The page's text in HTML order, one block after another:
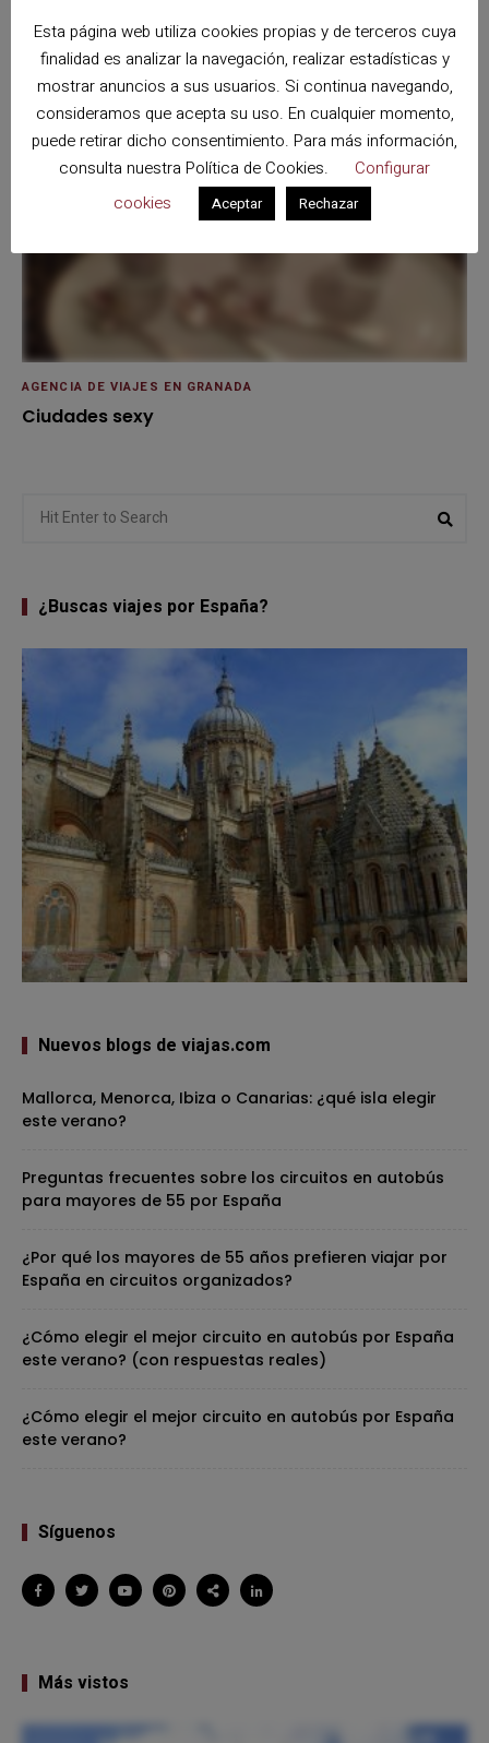
AGENCIA DE VIAJES EN GRANADA
Viajar y música
AGENCIA DE VIAJES EN GRANADA
Ciudades sexy
for:
¿Buscas viajes por España?
Nuevos blogs de viajas.com
Mallorca, Menorca, Ibiza o Canarias: ¿qué isla elegir
este verano?
Preguntas frecuentes sobre los circuitos en autobús
para mayores de 55 por España
¿Por qué los mayores de 55 años prefieren viajar por
España en circuitos organizados?
¿Cómo elegir el mejor circuito en autobús por España
este verano? (con respuestas reales)
¿Cómo elegir el mejor circuito en autobús por España
este verano?
Síguenos
Más vistos
Esta página web utiliza cookies propias y de terceros cuya
finalidad es analizar la navegación, realizar estadísticas y
mostrar anuncios a sus usuarios. Si continua navegando,
consideramos que acepta su uso. En cualquier momento,
puede retirar dicho consentimiento. Para más información,
consulta nuestra Política de Cookies.
Configurar
cookies
Aceptar Rechazar